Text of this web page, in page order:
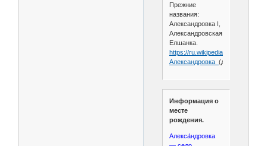
Прежние
названия:
Александровка I,
Александровская,
Елшанка.
https://ru.wikipedia.org/wiki/
Александровка_
Информация о
месте
рождения.
Алекса́ндровка